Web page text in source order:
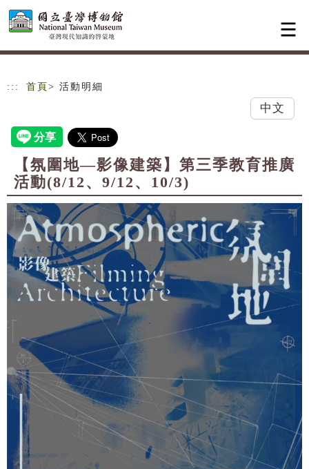
跳到主要內容
網站導覽
::: 首頁 > 活動明細
中文
【氛圍地—影像建築】第三季教育推廣
活動(8/12、9/12、10/3)